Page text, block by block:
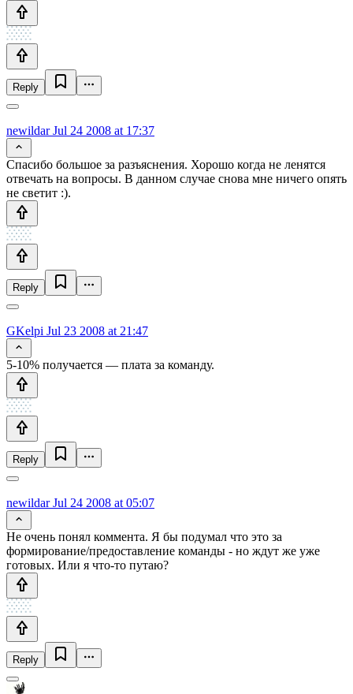
Reply
newildarJul 24 2008 at 17:37
Спасибо большое за разъяснения. Хорошо когда не ленятся
отвечать на вопросы. В данном случае снова мне ничего опять
не светит :).
Reply
GKelpi Jul 23 2008 at 21:47
5-10% получается — плата за команду.
Reply
newildarJul 24 2008 at 05:07
Не очень понял коммента. Я бы подумал что это за
формирование/предоставление команды - но ждут же уже
готовых. Или я что-то путаю?
Reply